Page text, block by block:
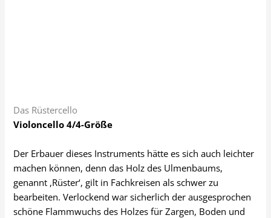
Das Rüstercello
Violoncello 4/4-Größe
Der Erbauer dieses Instruments hätte es sich auch leichter
machen können, denn das Holz des Ulmenbaums,
genannt ,Rüster‘, gilt in Fachkreisen als schwer zu
bearbeiten. Verlockend war sicherlich der ausgesprochen
schöne Flammwuchs des Holzes für Zargen, Boden und